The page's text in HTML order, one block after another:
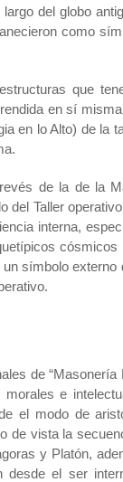
del globo
como
que
en sí
en lo Alto) de la
de la de la
del Taller
interna,
símbolo
de
morales e
el modo de
de vista la
y Platón,
el ser